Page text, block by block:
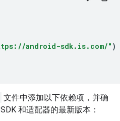
android-sdk.is.com/" )
文件中添加以下依赖项，并确
和适配器的最新版本：